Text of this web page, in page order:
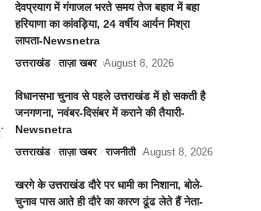
देवप्रयाग में गंगाजल भरते समय तेज बहाव में बहा
हरियाणा का कांवड़िया, 24 वर्षीय आर्यन मिश्रा
लापता-Newsnetra
उत्तराखंड ताज़ा खबर August 8, 2026
विधानसभा चुनाव से पहले उत्तराखंड में हो सकती है
जनगणना, नवंबर-दिसंबर में कराने की तैयारी-
Newsnetra
उत्तराखंड ताज़ा खबर राजनीती August 8, 2026
खरगे के उत्तराखंड दौरे पर धामी का निशाना, बोले-
चुनाव पास आते ही दौरे का कारण ढूंढ लेते हैं नेता-